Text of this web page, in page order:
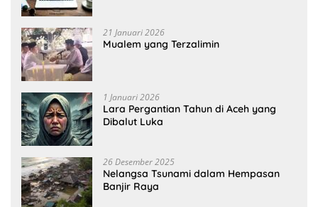
21 Januari 2026
Mualem yang Terzalimin
1 Januari 2026
Lara Pergantian Tahun di Aceh yang
Dibalut Luka
26 Desember 2025
Nelangsa Tsunami dalam Hempasan
Banjir Raya